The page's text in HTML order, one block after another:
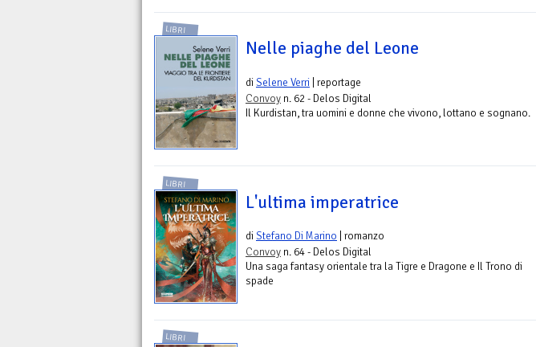
LIBRI
Nelle piaghe del Leone
diSelene Verri | reportage
Convoy n. 62 - Delos Digital
Il Kurdistan, tra uomini e donne che vivono, lottano e sognano.
LIBRI
L'ultima imperatrice
diStefano Di Marino | romanzo
Convoy n. 64 - Delos Digital
Una saga fantasy orientale tra la Tigre e Dragone e Il Trono di
spade
LIBRI